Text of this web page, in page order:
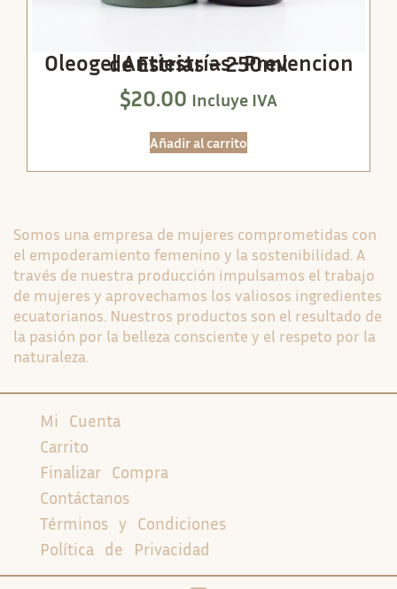
Oleogel Antiestrías- Prevencion de Estrias – 250ml
$20.00 Incluye IVA
Añadir al carrito
Somos una empresa de mujeres comprometidas con
el empoderamiento femenino y la sostenibilidad. A
través de nuestra producción impulsamos el trabajo
de mujeres y aprovechamos los valiosos ingredientes
ecuatorianos. Nuestros productos son el resultado de
la pasión por la belleza consciente y el respeto por la
naturaleza.
Mi Cuenta
Carrito
Finalizar Compra
Contáctanos
Términos y Condiciones
Política de Privacidad